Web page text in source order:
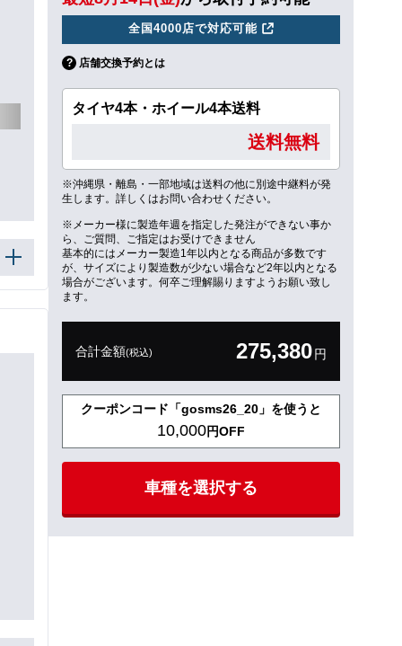
全国4000店で対応可能
店舗交換予約とは
タイヤ4本・ホイール4本送料
送料無料
※沖縄県・離島・一部地域は送料の他に別途中継料が発
生します。詳しくはお問い合わせください。
※メーカー様に製造年週を指定した発注ができない事か
ら、ご質問、ご指定はお受けできません
基本的にはメーカー製造1年以内となる商品が多数です
が、サイズにより製造数が少ない場合など2年以内となる
場合がございます。何卒ご理解賜りますようお願い致し
ます。
合計金額(税込) 275,380円
クーポンコード「gosms26_20」を使うと
10,000円OFF
車種を選択する